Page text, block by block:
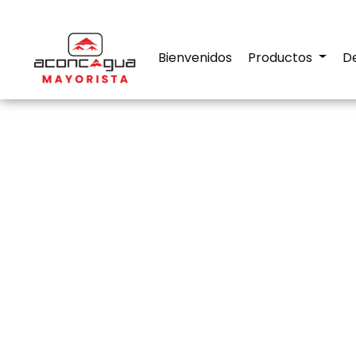
Bienvenidos Productos